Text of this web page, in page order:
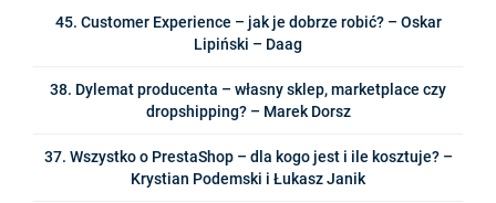
45. Customer Experience – jak je dobrze robić? – Oskar
Lipiński – Daag
38. Dylemat producenta – własny sklep, marketplace czy
dropshipping? – Marek Dorsz
37. Wszystko o PrestaShop – dla kogo jest i ile kosztuje? –
Krystian Podemski i Łukasz Janik